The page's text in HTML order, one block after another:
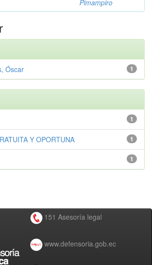
Pimampiro
1
Óscar
1
1
Y OPORTUNA
1
151 Asesoría legal
www.defensoria.gob.ec